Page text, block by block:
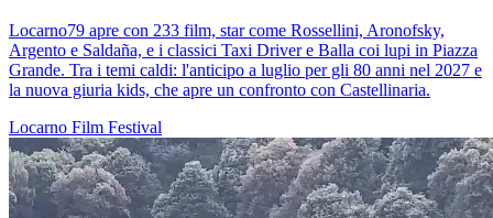
Locarno79 apre con 233 film, star come Rossellini, Aronofsky,
Argento e Saldaña, e i classici Taxi Driver e Balla coi lupi in Piazza
Grande. Tra i temi caldi: l'anticipo a luglio per gli 80 anni nel 2027 e
la nuova giuria kids, che apre un confronto con Castellinaria.
Locarno Film Festival